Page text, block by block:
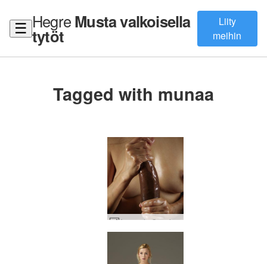
☰ HegreMusta valkoisella
tytöt
Liity
meihin
Tagged with munaa
Amaya ja Goro iso musta kukko taidetta #32